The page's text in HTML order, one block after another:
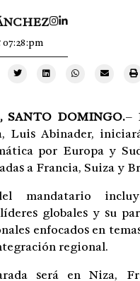
07:28:pm
SANTO DOMINGO.–
Luis Abinader,
por Europa y
a Francia, Suiza y
mandatario
globales y su
enfocados en
regional.
será en Niza,